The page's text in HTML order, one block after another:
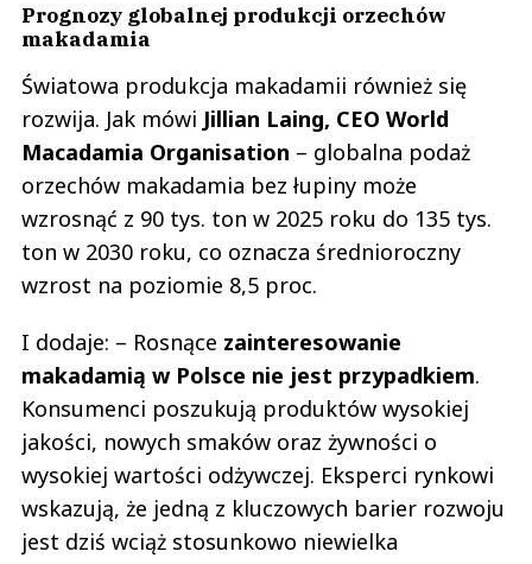
Prognozy globalnej produkcji orzechów
makadamia
Światowa produkcja makadamii również się
rozwija. Jak mówi Jillian Laing, CEO World
Macadamia Organisation – globalna podaż
orzechów makadamia bez łupiny może
wzrosnąć z 90 tys. ton w 2025 roku do 135 tys.
ton w 2030 roku, co oznacza średnioroczny
wzrost na poziomie 8,5 proc.
I dodaje: – Rosnące zainteresowanie
makadamią w Polsce nie jest przypadkiem.
Konsumenci poszukują produktów wysokiej
jakości, nowych smaków oraz żywności o
wysokiej wartości odżywczej. Eksperci rynkowi
wskazują, że jedną z kluczowych barier rozwoju
jest dziś wciąż stosunkowo niewielka